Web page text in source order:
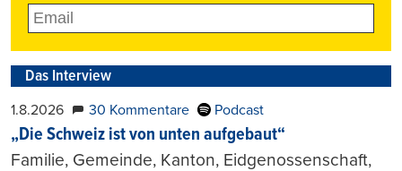
Das Interview
1.8.2026 30 Kommentare Podcast
„Die Schweiz ist von unten aufgebaut“
Familie, Gemeinde, Kanton, Eidgenossenschaft,